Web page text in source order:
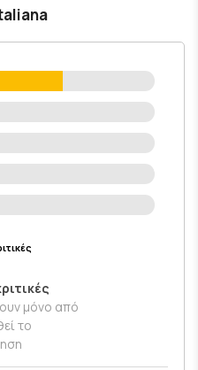
μόνο από
το